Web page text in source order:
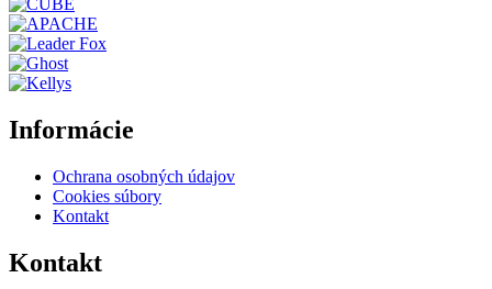
Informácie
Ochrana osobných údajov
Cookies súbory
Kontakt
Kontakt